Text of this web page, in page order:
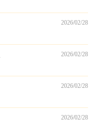
2026/02/28
2026/02/28
2026/02/28
2026/02/28